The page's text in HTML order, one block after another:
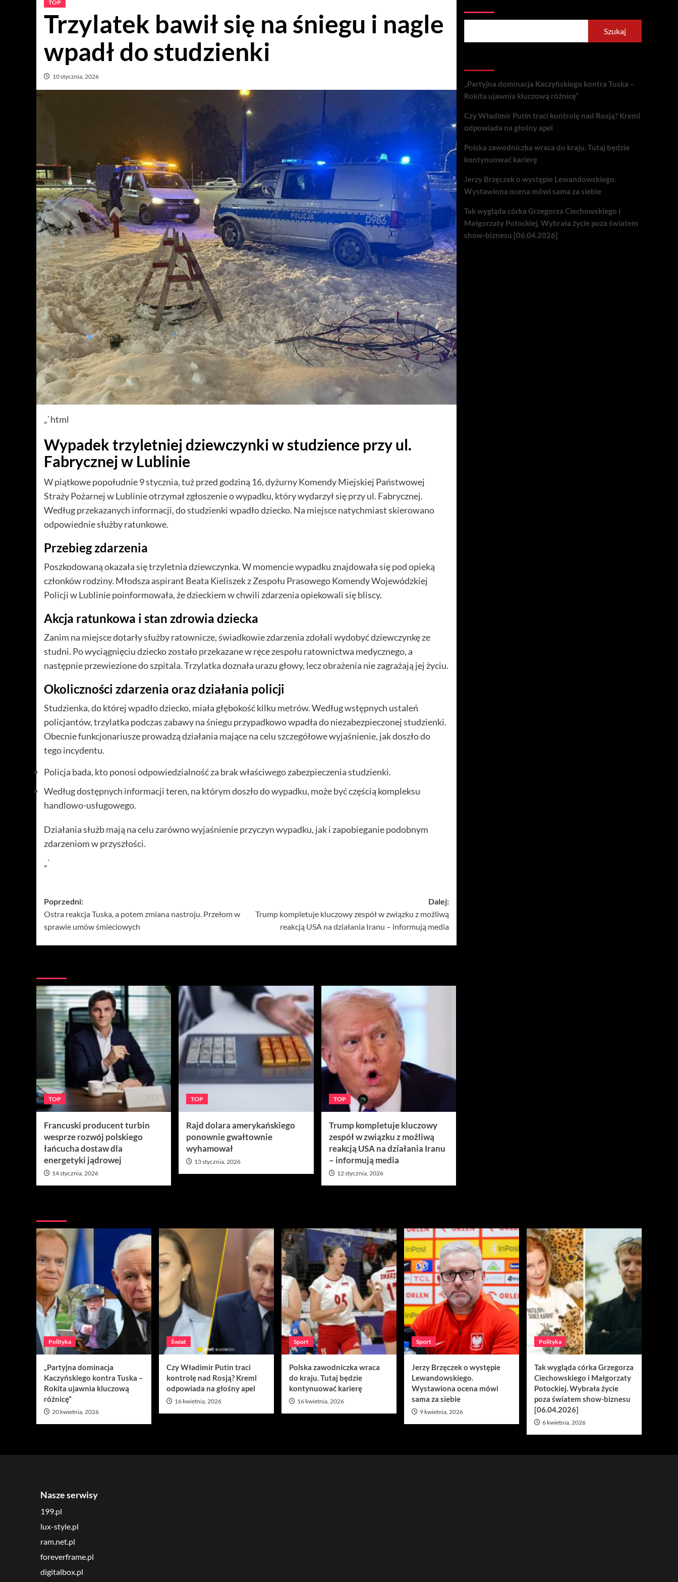
TOP
Trzylatek bawił się na śniegu i nagle
wpadł do studzienki
10 stycznia, 2026
„`html
Wypadek trzyletniej dziewczynki w studzience przy ul.
Fabrycznej w Lublinie
W piątkowe popołudnie 9 stycznia, tuż przed godziną 16, dyżurny Komendy Miejskiej Państwowej
Straży Pożarnej w Lublinie otrzymał zgłoszenie o wypadku, który wydarzył się przy ul. Fabrycznej.
Według przekazanych informacji, do studzienki wpadło dziecko. Na miejsce natychmiast skierowano
odpowiednie służby ratunkowe.
Przebieg zdarzenia
Poszkodowaną okazała się trzyletnia dziewczynka. W momencie wypadku znajdowała się pod opieką
członków rodziny. Młodsza aspirant Beata Kieliszek z Zespołu Prasowego Komendy Wojewódzkiej
Policji w Lublinie poinformowała, że dzieckiem w chwili zdarzenia opiekowali się bliscy.
Akcja ratunkowa i stan zdrowia dziecka
Zanim na miejsce dotarły służby ratownicze, świadkowie zdarzenia zdołali wydobyć dziewczynkę ze
studni. Po wyciągnięciu dziecko zostało przekazane w ręce zespołu ratownictwa medycznego, a
następnie przewiezione do szpitala. Trzylatka doznała urazu głowy, lecz obrażenia nie zagrażają jej życiu.
Okoliczności zdarzenia oraz działania policji
Studzienka, do której wpadło dziecko, miała głębokość kilku metrów. Według wstępnych ustaleń
policjantów, trzylatka podczas zabawy na śniegu przypadkowo wpadła do niezabezpieczonej studzienki.
Obecnie funkcjonariusze prowadzą działania mające na celu szczegółowe wyjaśnienie, jak doszło do
tego incydentu.
Policja bada, kto ponosi odpowiedzialność za brak właściwego zabezpieczenia studzienki.
Według dostępnych informacji teren, na którym doszło do wypadku, może być częścią kompleksu
handlowo-usługowego.
Działania służb mają na celu zarówno wyjaśnienie przyczyn wypadku, jak i zapobieganie podobnym
zdarzeniom w przyszłości.
„`
Zobacz
wpisy
Poprzedni:
Ostra reakcja Tuska, a potem zmiana nastroju. Przełom w
sprawie umów śmieciowych
Dalej:
Trump kompletuje kluczowy zespół w związku z możliwą
reakcją USA na działania Iranu – informują media
TOP
Francuski producent turbin
wesprze rozwój polskiego
łańcucha dostaw dla
energetyki jądrowej
14 stycznia, 2026
TOP
Rajd dolara amerykańskiego
ponownie gwałtownie
wyhamował
13 stycznia, 2026
TOP
Trump kompletuje kluczowy
zespół w związku z możliwą
reakcją USA na działania Iranu
– informują media
12 stycznia, 2026
Szukaj
„Partyjna dominacja Kaczyńskiego kontra Tuska –
Rokita ujawnia kluczową różnicę”
Czy Władimir Putin traci kontrolę nad Rosją? Kreml
odpowiada na głośny apel
Polska zawodniczka wraca do kraju. Tutaj będzie
kontynuować karierę
Jerzy Brzęczek o występie Lewandowskiego.
Wystawiona ocena mówi sama za siebie
Tak wygląda córka Grzegorza Ciechowskiego i
Małgorzaty Potockiej. Wybrała życie poza światem
show-biznesu [06.04.2026]
Polityka
„Partyjna dominacja
Kaczyńskiego kontra Tuska –
Rokita ujawnia kluczową
różnicę”
20 kwietnia, 2026
Świat
Czy Władimir Putin traci
kontrolę nad Rosją? Kreml
odpowiada na głośny apel
16 kwietnia, 2026
Sport
Polska zawodniczka wraca
do kraju. Tutaj będzie
kontynuować karierę
16 kwietnia, 2026
Sport
Jerzy Brzęczek o występie
Lewandowskiego.
Wystawiona ocena mówi
sama za siebie
9 kwietnia, 2026
Polityka
Tak wygląda córka Grzegorza
Ciechowskiego i Małgorzaty
Potockiej. Wybrała życie
poza światem show-biznesu
[06.04.2026]
6 kwietnia, 2026
Nasze serwisy
199.pl
lux-style.pl
ram.net.pl
foreverframe.pl
digitalbox.pl